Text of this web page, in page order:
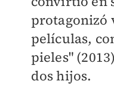
protagonizó
películas,
pieles"
dos hijos.